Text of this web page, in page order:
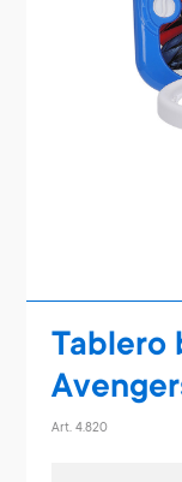
Tablero
Art. 4.820